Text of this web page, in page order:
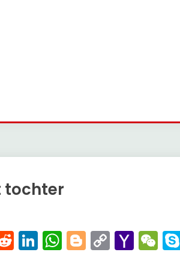
tochter
Reddit
LinkedIn
WhatsApp
Blogger
Copy